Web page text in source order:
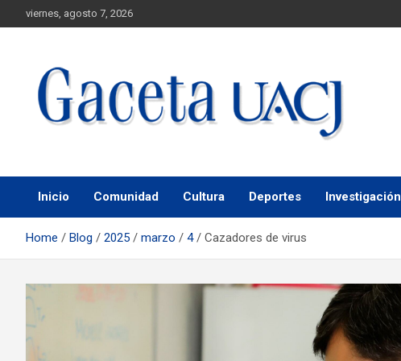
viernes, agosto 7, 2026
Gaceta UACJ
Inicio Comunidad Cultura Deportes Investigación
Home Blog 2025 marzo 4 Cazadores de virus